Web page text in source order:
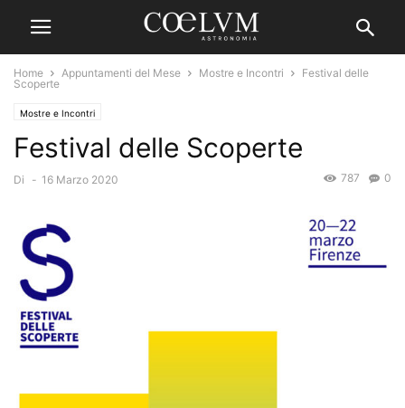
Home Appuntamenti del Mese Mostre e Incontri
Festival delle
Scoperte
Mostre e Incontri
Festival delle Scoperte
Di - 16 Marzo 2020 0
787